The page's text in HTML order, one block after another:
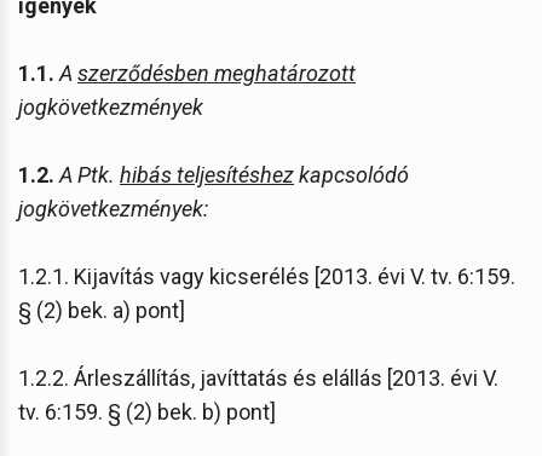
1.1. A szerződésben meghatározott
jogkövetkezmények
1.2. A Ptk. hibás teljesítéshezkapcsolódó
jogkövetkezmények:
1.2.1. Kijavítás vagy kicserélés [2013. évi V. tv. 6:159.
§ (2) bek. a) pont]
1.2.2. Árleszállítás, javíttatás és elállás [2013. évi V.
tv. 6:159. § (2) bek. b) pont]